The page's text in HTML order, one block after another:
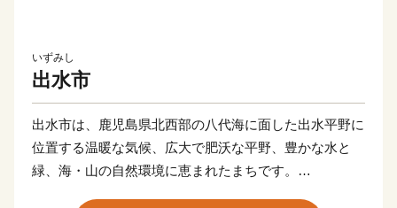
いずみし
出水市
出水市は、鹿児島県北西部の八代海に面した出水平野に
位置する温暖な気候、広大で肥沃な平野、豊かな水と
緑、海・山の自然環境に恵まれたまちです。